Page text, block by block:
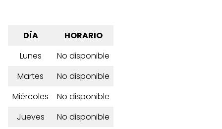
DÍA
HORARIO
Lunes
No disponible
Martes
No disponible
Miércoles
No disponible
Jueves
No disponible